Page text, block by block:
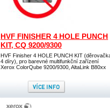
HVF FINISHER 4 HOLE PUNCH
KIT, CQ 9200/9300
HVF Finisher 4 HOLE PUNCH KIT
4 díry), pro barevné multifunkční zařízení
Xerox ColorQube 9200/9300, AltaLink B80xx